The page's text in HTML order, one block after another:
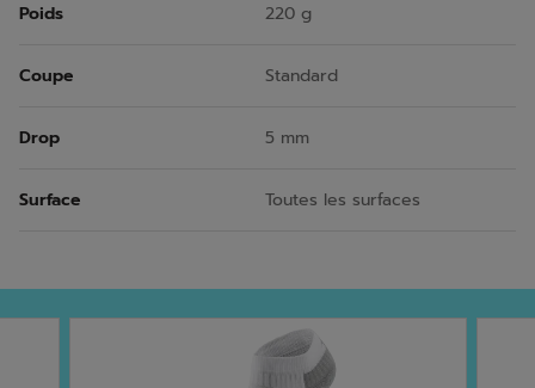
Poids 220 g
Coupe Standard
Drop 5 mm
Surface Toutes les surfaces